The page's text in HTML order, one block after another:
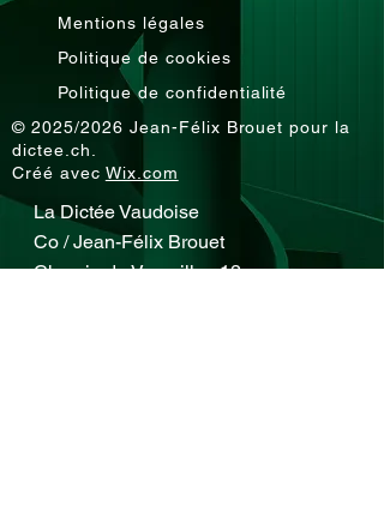
Mentions légales
Politique de cookies
Politique de confidentialité
© 2025/2026 Jean-Félix Brouet pour la
dictee.ch.
Créé avec Wix.com
La Dictée Vaudoise
Co / Jean-Félix Brouet
Chemin de Versailles 12